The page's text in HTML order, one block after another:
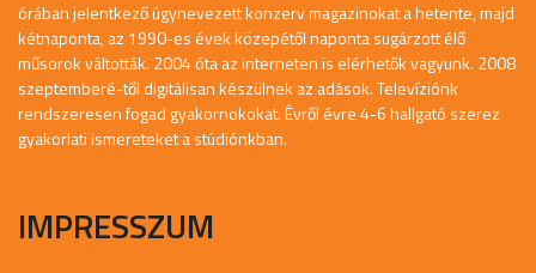
órában jelentkező úgynevezett konzerv magazinokat a hetente, majd
kétnaponta, az 1990-es évek közepétől naponta sugárzott élő
műsorok váltották. 2004 óta az interneten is elérhetők vagyunk. 2008
szeptemberé-től digitálisan készülnek az adások. Televíziónk
rendszeresen fogad gyakornokokat. Évről évre 4-6 hallgató szerez
gyakorlati ismereteket a stúdiónkban.
IMPRESSZUM